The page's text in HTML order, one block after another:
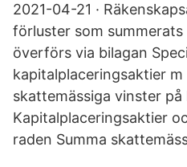
2021-04-21 ·
förluster som
överförs via bilagan
kapitalplaceringsaktier m
skattemässiga vinster
Kapitalplaceringsaktier
raden Summa